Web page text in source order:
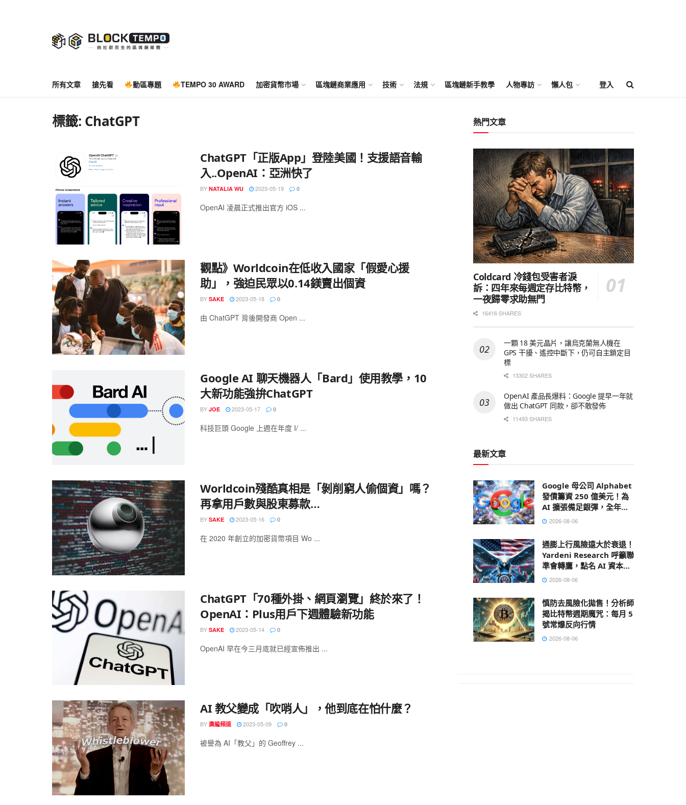
所有文章 搶先看 動區專題 TEMPO 30 AWARD 加密貨幣市場 區塊鏈商業應用 技術 法規 區塊鏈新手教學 人物專訪 懶人包 登入
標籤: ChatGPT
ChatGPT「正版App」登陸美國！支援語音輸
入..OpenAI：亞洲快了
BY NATALIA WU 2023-05-19 0
OpenAI 凌晨正式推出官方 iOS ...
觀點》Worldcoin在低收入國家「假愛心援
助」，強迫民眾以0.14鎂賣出個資
BY SAKE 2023-05-18 0
由 ChatGPT 背後開發商 Open ...
Google AI 聊天機器人「Bard」使用教學，10
大新功能強拚ChatGPT
BY JOE 2023-05-17 0
科技巨頭 Google 上週在年度 I/ ...
Worldcoin殘酷真相是「剝削窮人偷個資」嗎？
再拿用戶數與股東募款…
BY SAKE 2023-05-16 0
在 2020 年創立的加密貨幣項目 Wo ...
ChatGPT「70種外掛、網頁瀏覽」終於來了！
OpenAI：Plus用戶下週體驗新功能
BY SAKE 2023-05-14 0
OpenAI 早在今三月底就已經宣佈推出 ...
AI 教父變成「吹哨人」，他到底在怕什麼？
BY 廣編頻道 2023-05-09 0
被譽為 AI「教父」的 Geoffrey ...
熱門文章
Coldcard 冷錢包受害者淚
訴：四年來每週定存比特幣，
一夜歸零求助無門
16416 SHARES
一顆 18 美元晶片，讓烏克蘭無人機在
GPS 干擾、遙控中斷下，仍可自主鎖定目
標
13302 SHARES
OpenAI 產品長爆料：Google 提早一年就
做出 ChatGPT 同款，卻不敢發佈
11493 SHARES
最新文章
Google 母公司 Alphabet
發債籌資 250 億美元！為
AI 擴張備足銀彈，全年資
本支出上看 2050 億鎂
2026-08-06
通膨上行風險遠大於衰退！
Yardeni Research 呼籲聯
準會轉鷹，點名 AI 資本支
出成經濟救命丸
2026-08-06
慎防去風險化拋售！分析師
揭比特幣週期魔咒：每月 5
號常爆反向行情
2026-08-06